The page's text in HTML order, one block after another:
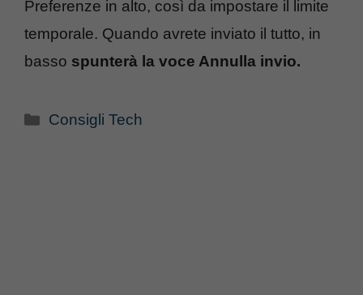
Preferenze in alto, così da impostare il limite
temporale. Quando avrete inviato il tutto, in
basso spunterà la voce Annulla invio.
Categorie
Consigli Tech